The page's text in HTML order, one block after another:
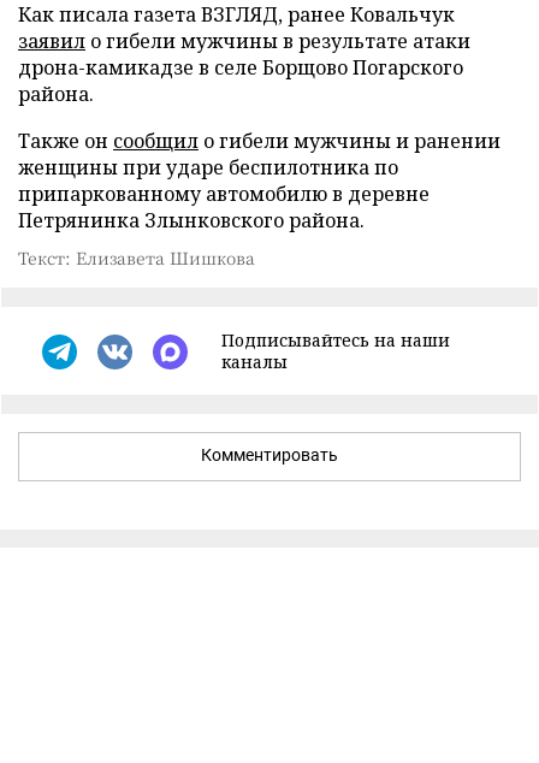
Как писала газета ВЗГЛЯД, ранее Ковальчук
заявил о гибели мужчины в результате атаки
дрона-камикадзе в селе Борщово Погарского
района.
Также он сообщил о гибели мужчины и ранении
женщины при ударе беспилотника по
припаркованному автомобилю в деревне
Петрянинка Злынковского района.
Текст: Елизавета Шишкова
Подписывайтесь на наши
каналы
Комментировать